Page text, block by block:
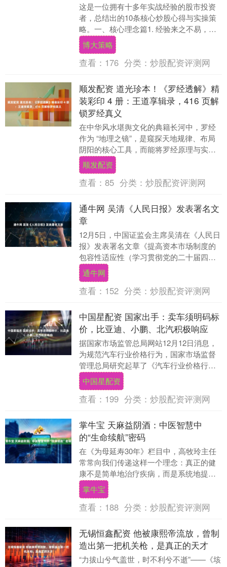
这是一位拥有十多年实战经验的股市投资
者，总结出的10条核心炒股心得与实操策
略。一、核心理念篇1. 经验来之不易，职
业炒股需稳扎稳打- 作者花费50万元“学
费”换....
博大策略
查看： 176 分类： 炒股配资评测网
顺发配资 道光珍本！《罗经透解》精
装彩印 4 册：王道享辑录，416 页解
锁罗经真义
在中华风水堪舆文化的典籍长河中，罗经
作为 “地理之镜”，是窥探天地规律、布局
阴阳的核心工具，而能将罗经原理与实战
技法讲透的传世典籍，当属蜀东阴阳学王
道享辑录的《....
顺发配资
查看： 85 分类： 炒股配资评测网
通牛网 吴清《人民日报》发表署名文
章
12月5日，中国证监会主席吴清在《人民日
报》发表署名文章《提高资本市场制度的
包容性适应性（学习贯彻党的二十届四中
全会精神）》。 文章提出，营造更具吸引
力的“长钱....
通牛网
查看： 152 分类： 炒股配资评测网
中国星配资 国家出手：卖车须明码标
价，比亚迪、小鹏、北汽积极响应
据国家市场监管总局网站12月12日消息，
为规范汽车行业价格行为，国家市场监督
管理总局研究起草了《汽车行业价格行为
合规指南(征求意见稿)》。其中，意见稿第
十四条提....
中国星配资
查看： 199 分类： 炒股配资评测网
掌牛宝 天麻益阴酒：中医智慧中
的“生命续航”密码
在《为母延寿30年》栏目中，高牧玲主任
常常向我们传递这样一个理念：真正的健
康不是简单地治疗疾病，而是系统地提升
生命的质量和长度。今天，高牧玲主任要
为大家分享一款....
掌牛宝
查看： 188 分类： 炒股配资评测网
无锡恒鑫配资 他被康熙帝流放，曾制
造出第一把机关枪，是真正的天才
“力拔山兮气盖世，时不利兮不逝”——《垓